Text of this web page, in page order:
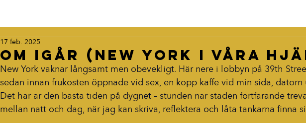
Om igår (New York i våra
17 feb. 2025
New York vaknar långsamt men obevekligt. Här nere i lobbyn på 39th
sedan innan frukosten öppnade vid sex, en kopp kaffe vid min sida, datorn
Det här är den bästa tiden på dygnet – stunden när staden fortfarande
mellan natt och dag, när jag kan skriva, reflektera och låta tankarna finna